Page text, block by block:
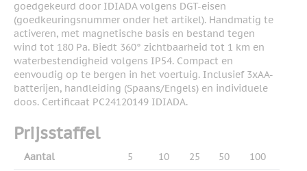
goedgekeurd door IDIADA volgens DGT-eisen
(goedkeuringsnummer onder het artikel). Handmatig te
activeren, met magnetische basis en bestand tegen
wind tot 180 Pa. Biedt 360° zichtbaarheid tot 1 km en
waterbestendigheid volgens IP54. Compact en
eenvoudig op te bergen in het voertuig. Inclusief 3xAA-
batterijen, handleiding (Spaans/Engels) en individuele
doos. Certificaat PC24120149 IDIADA.
Prijsstaffel
Aantal 5 10 25 50 100